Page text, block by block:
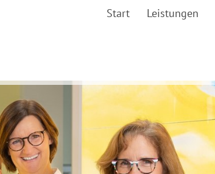
Start Leistungen